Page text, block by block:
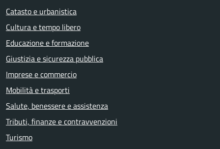
Catasto e urbanistica
Cultura e tempo libero
Educazione e formazione
Giustizia e sicurezza pubblica
Imprese e commercio
Mobilità e trasporti
Salute, benessere e assistenza
Tributi, finanze e contravvenzioni
Turismo